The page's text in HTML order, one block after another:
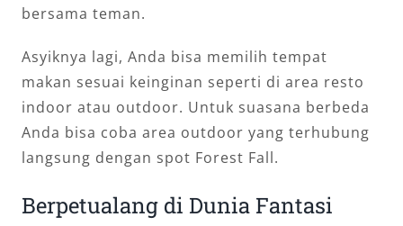
bersama teman.
Asyiknya lagi, Anda bisa memilih tempat
makan sesuai keinginan seperti di area resto
indoor atau outdoor. Untuk suasana berbeda
Anda bisa coba area outdoor yang terhubung
langsung dengan spot Forest Fall.
Berpetualang di Dunia Fantasi